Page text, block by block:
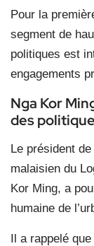
Pour la
segment de
politiques est
engagements
Nga Kor
des
Le président
malaisien du
Kor Ming, a
humaine de
Il a rappelé